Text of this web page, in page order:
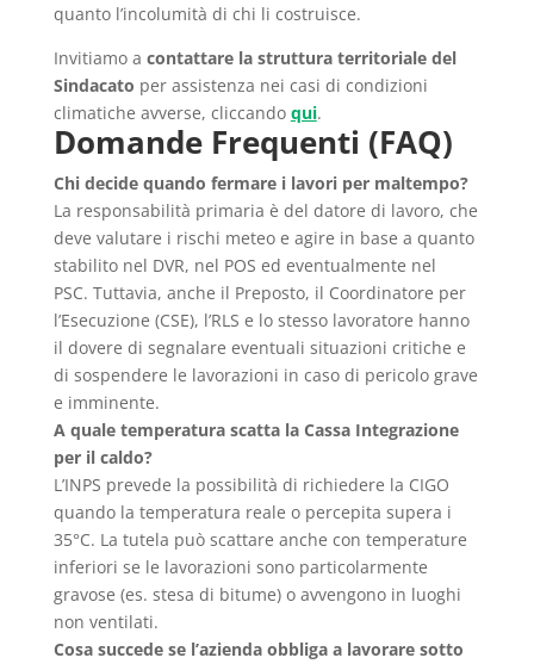
quanto l’incolumità di chi li costruisce.
Invitiamo a contattare la struttura territoriale del
Sindacato per assistenza nei casi di condizioni
climatiche avverse, cliccando qui.
Domande Frequenti (FAQ)
Chi decide quando fermare i lavori per maltempo?
La responsabilità primaria è del datore di lavoro, che
deve valutare i rischi meteo e agire in base a quanto
stabilito nel DVR, nel POS ed eventualmente nel
PSC. Tuttavia, anche il Preposto, il Coordinatore per
l’Esecuzione (CSE), l’RLS e lo stesso lavoratore hanno
il dovere di segnalare eventuali situazioni critiche e
di sospendere le lavorazioni in caso di pericolo grave
e imminente.
A quale temperatura scatta la Cassa Integrazione
per il caldo?
L’INPS prevede la possibilità di richiedere la CIGO
quando la temperatura reale o percepita supera i
35°C. La tutela può scattare anche con temperature
inferiori se le lavorazioni sono particolarmente
gravose (es. stesa di bitume) o avvengono in luoghi
non ventilati.
Cosa succede se l’azienda obbliga a lavorare sotto